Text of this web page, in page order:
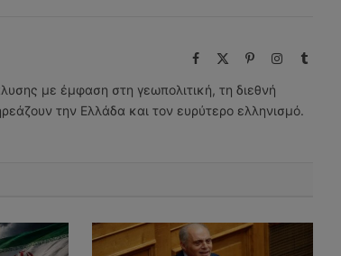
Facebook PinterestInstagram
Tumblr
με έμφαση στη γεωπολιτική, τη διεθνή
την Ελλάδα και τον ευρύτερο ελληνισμό.